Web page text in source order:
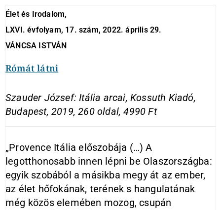
Élet és Irodalom,
LXVI. évfolyam, 17. szám, 2022. április 29.
VÁNCSA ISTVÁN
Rómát látni
Szauder József: Itália arcai, Kossuth Kiadó,
Budapest, 2019, 260 oldal, 4990 Ft
„Provence Itália előszobája (…) A
legotthonosabb innen lépni be Olaszországba:
egyik szobából a másikba megy át az ember,
az élet hőfokának, terének s hangulatának
még közös elemében mozog, csupán